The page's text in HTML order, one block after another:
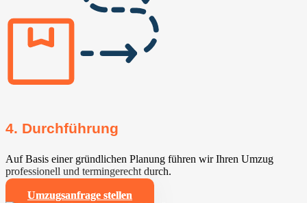
4. Durchführung
Auf Basis einer gründlichen Planung führen wir Ihren Umzug
professionell und termingerecht durch.
Umzugsanfrage stellen